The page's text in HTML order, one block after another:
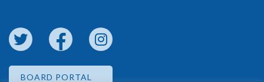
BOARD PORTAL